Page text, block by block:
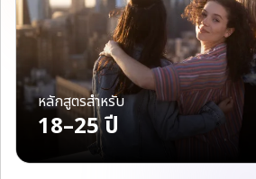
หลักสูตรสำหรับ
18–25 ปี